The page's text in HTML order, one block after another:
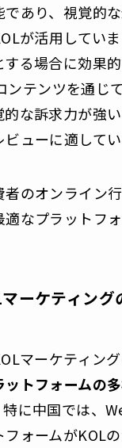
あり、視覚的
が活用してい
る場合に効果的
ンテンツを通じ
な訴求力が強
ューに適してい
のオンライン行
なプラットフ
ーケティング
マーケティン
ットフォームの
に中国では、
ォームがKOL